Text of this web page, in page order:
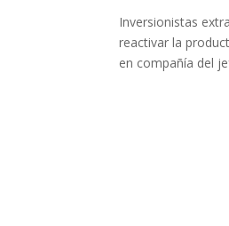
Inversionistas
reactivar la
en compañía del